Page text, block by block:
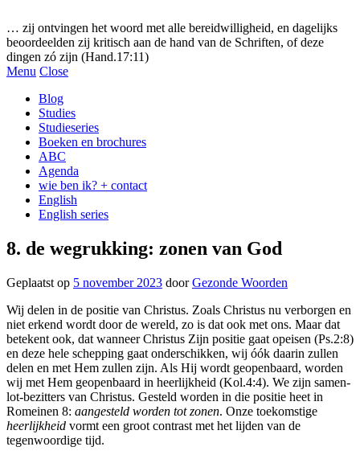
… zij ontvingen het woord met alle bereidwilligheid, en dagelijks
beoordeelden zij kritisch aan de hand van de Schriften, of deze
dingen zó zijn (Hand.17:11)
Menu Close
Blog
Studies
Studieseries
Boeken en brochures
ABC
Agenda
wie ben ik? + contact
English
English series
8. de wegrukking: zonen van God
Geplaatst op 5 november 2023 doorGezonde Woorden
Wij delen in de positie van Christus. Zoals Christus nu verborgen en
niet erkend wordt door de wereld, zo is dat ook met ons. Maar dat
betekent ook, dat wanneer Christus Zijn positie gaat opeisen (Ps.2:8)
en deze hele schepping gaat onderschikken, wij óók daarin zullen
delen en met Hem zullen zijn. Als Hij wordt geopenbaard, worden
wij met Hem geopenbaard in heerlijkheid (Kol.4:4). We zijn samen-
lot-bezitters van Christus. Gesteld worden in die positie heet in
Romeinen 8: aangesteld worden tot zonen. Onze toekomstige
heerlijkheid vormt een groot contrast met het lijden van de
tegenwoordige tijd.